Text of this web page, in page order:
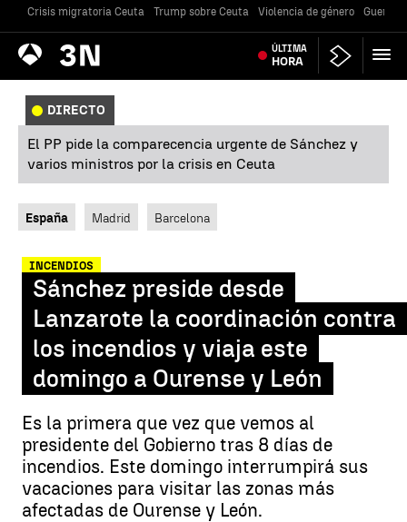
Crisis migratoria Ceuta Trump sobre Ceuta Violencia de género Guerra
Antena
3 Noticias ÚLTIMA
HORA
DIRECTO
El PP pide la comparecencia urgente de Sánchez y
varios ministros por la crisis en Ceuta
España Madrid Barcelona
INCENDIOS
Sánchez preside desde
Lanzarote la coordinación contra
los incendios y viaja este
domingo a Ourense y León
Es la primera que vez que vemos al
presidente del Gobierno tras 8 días de
incendios. Este domingo interrumpirá sus
vacaciones para visitar las zonas más
afectadas de Ourense y León.